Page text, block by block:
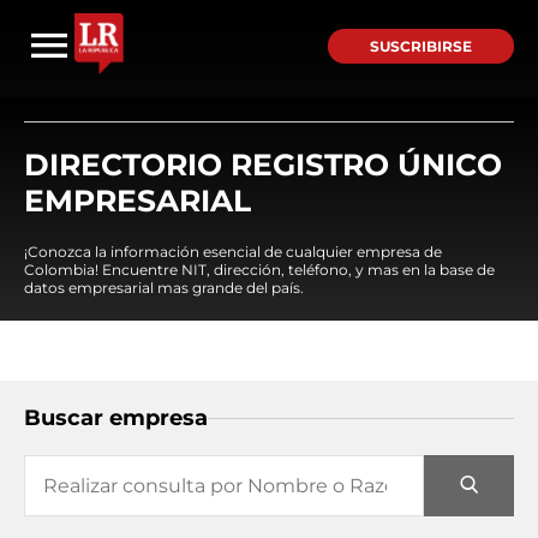
SUSCRIBIRSE
DIRECTORIO REGISTRO ÚNICO
EMPRESARIAL
¡Conozca la información esencial de cualquier empresa de
Colombia! Encuentre NIT, dirección, teléfono, y mas en la base de
datos empresarial mas grande del país.
Buscar empresa